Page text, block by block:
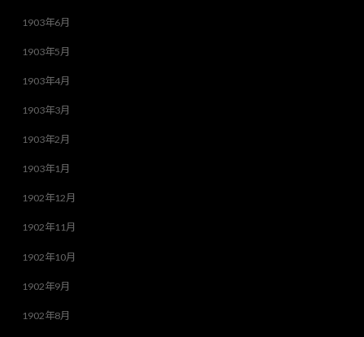
1903年6月
1903年5月
1903年4月
1903年3月
1903年2月
1903年1月
1902年12月
1902年11月
1902年10月
1902年9月
1902年8月